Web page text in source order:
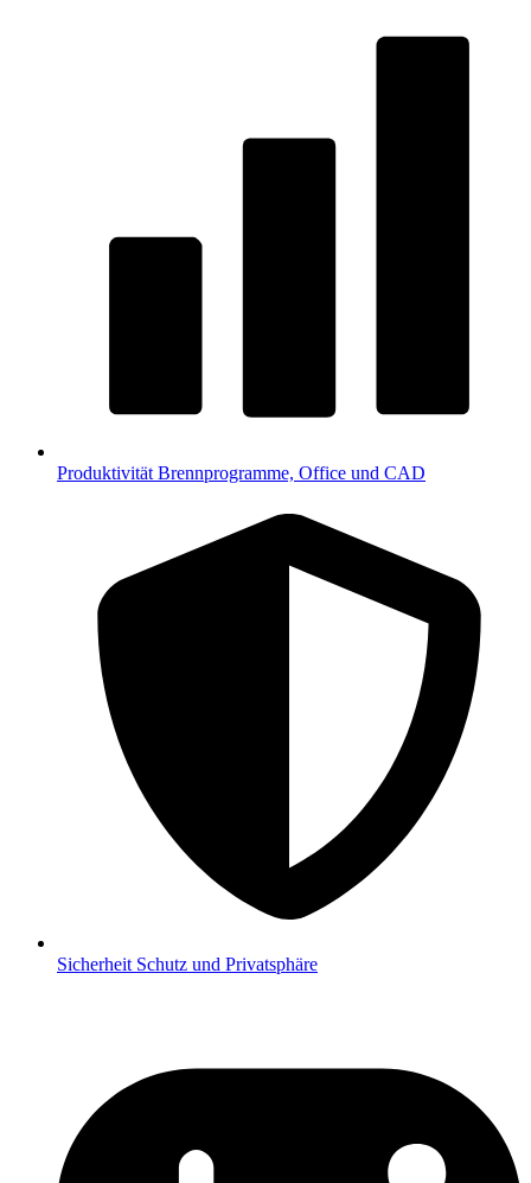
Produktivität Brennprogramme, Office und CAD
Sicherheit Schutz und Privatsphäre